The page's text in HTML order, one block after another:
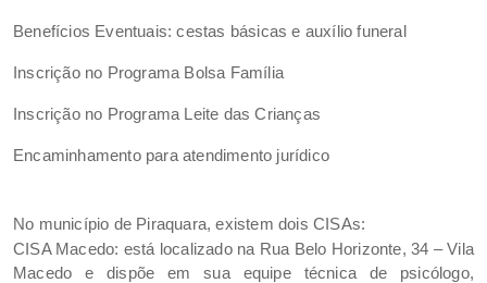
Benefícios Eventuais: cestas básicas e auxílio funeral
Inscrição no Programa Bolsa Família
Inscrição no Programa Leite das Crianças
Encaminhamento para atendimento jurídico
No município de Piraquara, existem dois CISAs:
CISA Macedo: está localizado na Rua Belo Horizonte, 34 – Vila
Macedo e dispõe em sua equipe técnica de psicólogo,